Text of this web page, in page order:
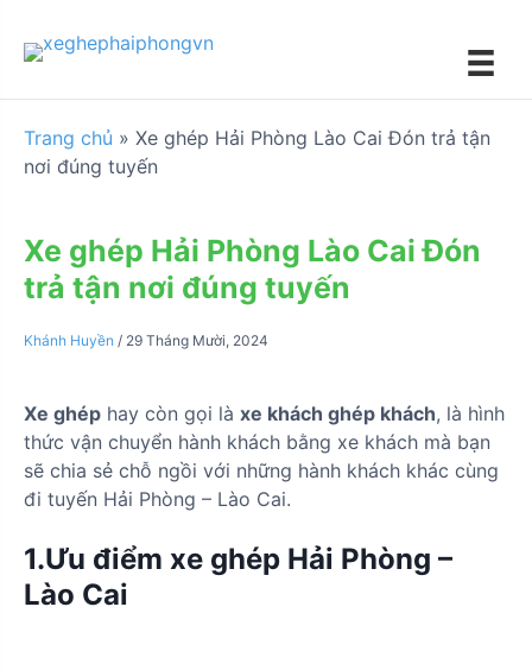
p
Trang chủ » Xe ghép Hải Phòng Lào Cai Đón trả tận
nơi đúng tuyến
Xe ghép Hải Phòng Lào Cai Đón
trả tận nơi đúng tuyến
Khánh Huyền / 29 Tháng Mười, 2024
Xe ghép hay còn gọi là xe khách ghép khách, là hình
thức vận chuyển hành khách bằng xe khách mà bạn
sẽ chia sẻ chỗ ngồi với những hành khách khác cùng
đi tuyến Hải Phòng – Lào Cai.
1.Ưu điểm xe ghép Hải Phòng –
Lào Cai